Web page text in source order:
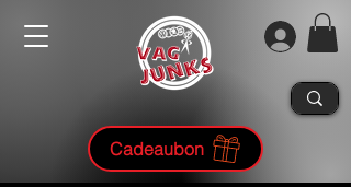
Cadeaubon